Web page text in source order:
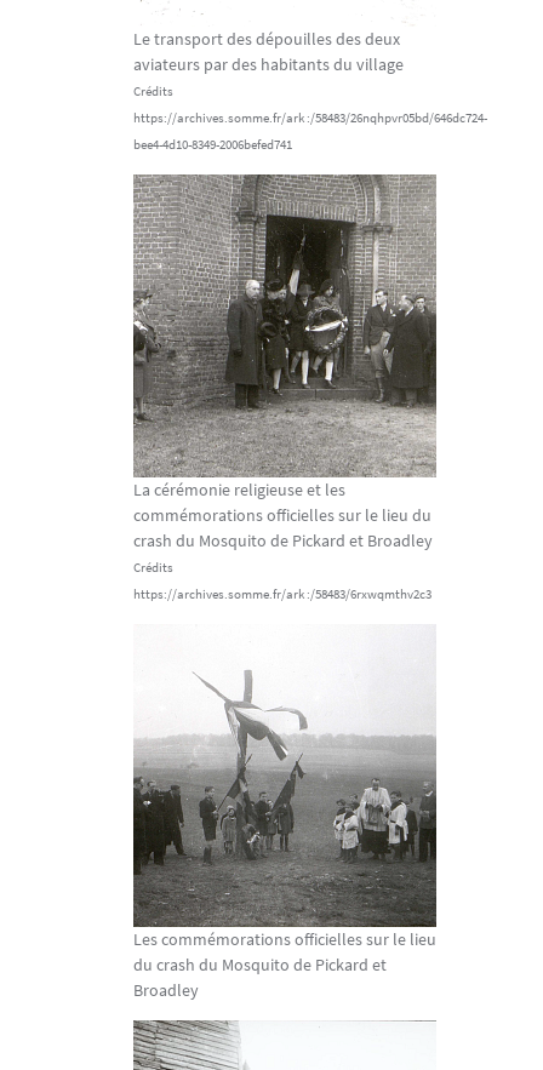
Le transport des dépouilles des deux
aviateurs par des habitants du village
Crédits
https://archives.somme.fr/ark :/58483/26nqhpvr05bd/646dc724-
bee4-4d10-8349-2006befed741
La cérémonie religieuse et les
commémorations officielles sur le lieu du
crash du Mosquito de Pickard et Broadley
Crédits
https://archives.somme.fr/ark :/58483/6rxwqmthv2c3
Les commémorations officielles sur le lieu
du crash du Mosquito de Pickard et
Broadley